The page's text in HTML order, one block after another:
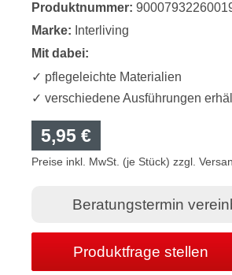
Produktnummer:
Marke: Interliving
Mit dabei:
✓ pflegeleichte Materialien
✓ verschiedene Ausführungen
5,95 €
Preise inkl. MwSt. (je Stück) zzgl.
Beratungstermin
Produktfrage stellen